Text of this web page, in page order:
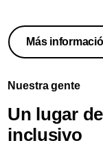
Más
Nuestra gente
Un lugar
inclusivo